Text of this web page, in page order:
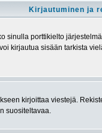
Kirjautuminen ja
porttikielto
kirjautua sisään tarkista
kirjoittaa viestejä.
suositeltavaa.